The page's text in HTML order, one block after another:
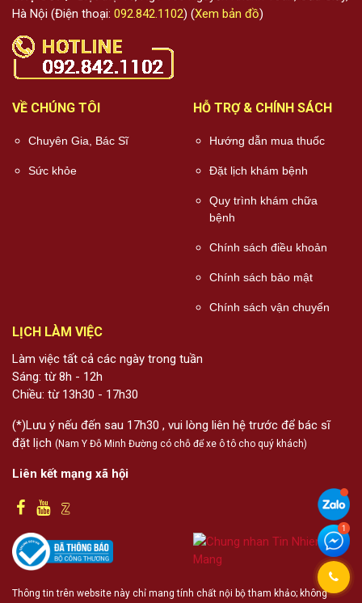
Hà Nội (Điện thoại: 092.842.1102) (Xem bản đồ)
VỀ CHÚNG TÔI
Chuyên Gia, Bác Sĩ
Sức khỏe
HỖ TRỢ & CHÍNH SÁCH
Hướng dẫn mua thuốc
Đặt lịch khám bệnh
Quy trình khám chữa
bệnh
Chính sách điều khoản
Chính sách bảo mật
Chính sách vận chuyển
LỊCH LÀM VIỆC
Làm việc tất cả các ngày trong tuần
Sáng: từ 8h - 12h
Chiều: từ 13h30 - 17h30
(*)Lưu ý nếu đến sau 17h30 , vui lòng liên hệ trước để bác sĩ
đặt lịch (Nam Y Đỗ Minh Đường có chỗ để xe ô tô cho quý khách)
Liên kết mạng xã hội
Thông tin trên website này chỉ mang tính chất nội bộ tham khảo; không